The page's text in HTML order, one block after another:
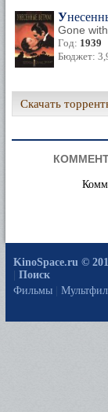
Gone
Год: 1939
Бюджет:
Скачать
KinoSpace.ru ©
Поиск
Фильмы